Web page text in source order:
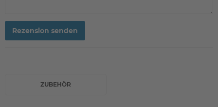
Rezension senden
ZUBEHÖR